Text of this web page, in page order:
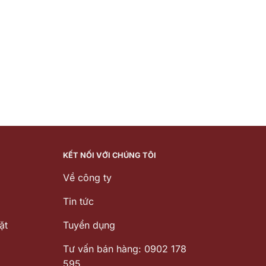
KẾT NỐI VỚI CHÚNG TÔI
Về công ty
Tin tức
Tuyển dụng
Tư vấn bán hàng: 0902 178
595